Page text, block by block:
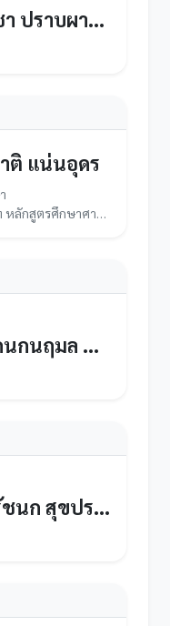
นางชณิชา ปราบผาสุขวนิช
ติ แน่นอุดร
สตรมหาบัณฑิต สาขาวิชาหลักสูตรและการส...
นางสาวกนกนฤมล ขอญาติกลาง
นางสาวรัชนก สุขประเสริฐ